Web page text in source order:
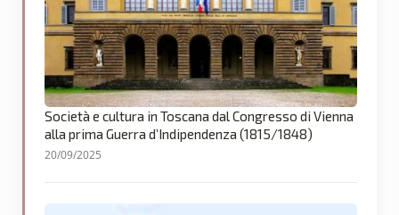
Società e cultura in Toscana dal Congresso di Vienna
alla prima Guerra d’Indipendenza (1815/1848)
20/09/2025